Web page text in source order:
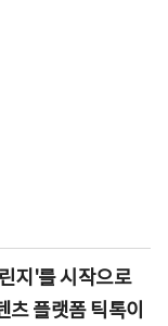
지'를 시작으로
플랫폼 틱톡이